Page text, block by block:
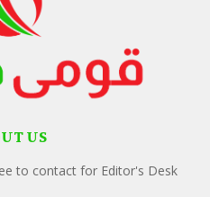
US
to contact for Editor's Desk